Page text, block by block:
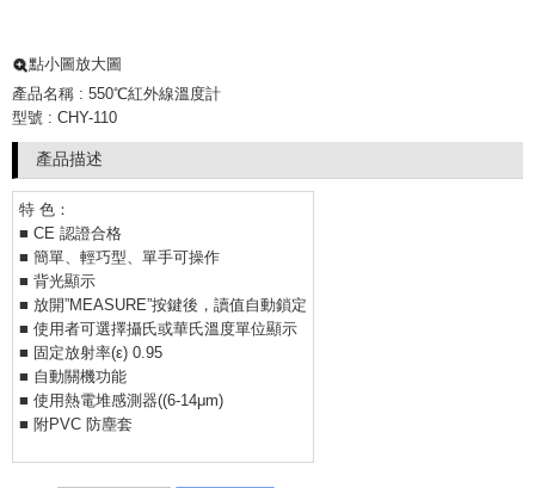
點小圖放大圖
產品名稱 : 550℃紅外線溫度計
型號 : CHY-110
產品描述
特 色：
■ CE 認證合格
■ 簡單、輕巧型、單手可操作
■ 背光顯示
■ 放開”MEASURE”按鍵後，讀值自動鎖定
■ 使用者可選擇攝氏或華氏溫度單位顯示
■ 固定放射率(ε) 0.95
■ 自動關機功能
■ 使用熱電堆感測器((6-14μm)
■ 附PVC 防塵套